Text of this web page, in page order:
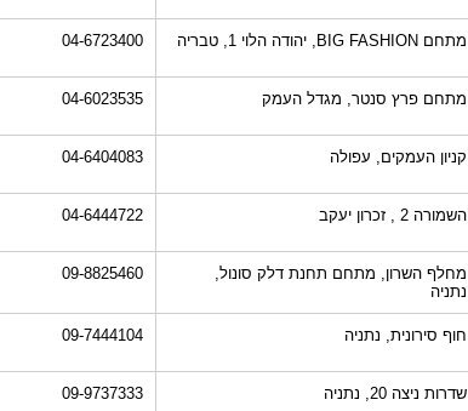
מתחם BIG FASHION, יהודה הלוי 1, טבריה 04-6723400
מתחם פרץ סנטר, מגדל העמק 04-6023535
קניון העמקים, עפולה 04-6404083
השמורה 2 , זכרון יעקב 04-6444722
מחלף השרון, מתחם תחנת דלק סונול,
נתניה
09-8825460
חוף סירונית, נתניה 09-7444104
שדרות ניצה 20, נתניה 09-9737333